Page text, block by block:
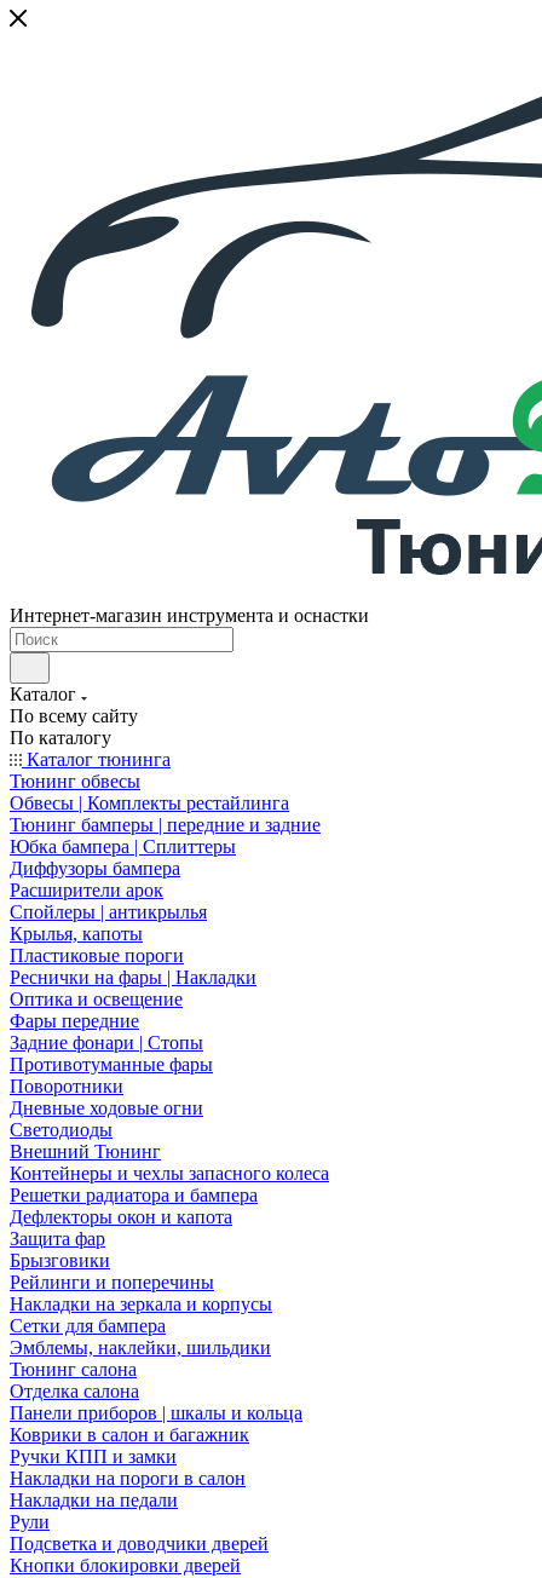
Интернет-магазин инструмента и оснастки
Каталог
По всему сайту
По каталогу
Каталог тюнинга
Тюнинг обвесы
Обвесы | Комплекты рестайлинга
Тюнинг бамперы | передние и задние
Юбка бампера | Сплиттеры
Диффузоры бампера
Расширители арок
Спойлеры | антикрылья
Крылья, капоты
Пластиковые пороги
Реснички на фары | Накладки
Оптика и освещение
Фары передние
Задние фонари | Стопы
Противотуманные фары
Поворотники
Дневные ходовые огни
Светодиоды
Внешний Тюнинг
Контейнеры и чехлы запасного колеса
Решетки радиатора и бампера
Дефлекторы окон и капота
Защита фар
Брызговики
Рейлинги и поперечины
Накладки на зеркала и корпусы
Сетки для бампера
Эмблемы, наклейки, шильдики
Тюнинг салона
Отделка салона
Панели приборов | шкалы и кольца
Коврики в салон и багажник
Ручки КПП и замки
Накладки на пороги в салон
Накладки на педали
Рули
Подсветка и доводчики дверей
Кнопки блокировки дверей